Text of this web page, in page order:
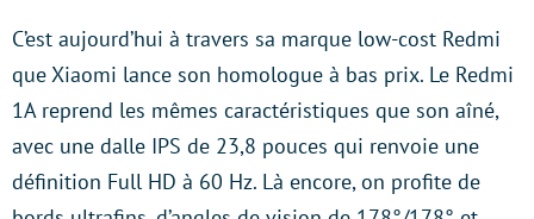
C’est aujourd’hui à travers sa marque low-cost Redmi
que Xiaomi lance son homologue à bas prix. Le Redmi
1A reprend les mêmes caractéristiques que son aîné,
avec une dalle IPS de 23,8 pouces qui renvoie une
définition Full HD à 60 Hz. Là encore, on profite de